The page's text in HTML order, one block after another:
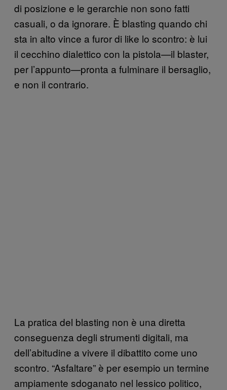
di posizione e le gerarchie non sono fatti
casuali, o da ignorare. È blasting quando chi
sta in alto vince a furor di like lo scontro: è lui
il cecchino dialettico con la pistola—il blaster,
per l’appunto—pronta a fulminare il bersaglio,
e non il contrario.
La pratica del blasting non è una diretta
conseguenza degli strumenti digitali, ma
dell’abitudine a vivere il dibattito come uno
scontro. “Asfaltare” è per esempio un termine
ampiamente sdoganato nel lessico politico,